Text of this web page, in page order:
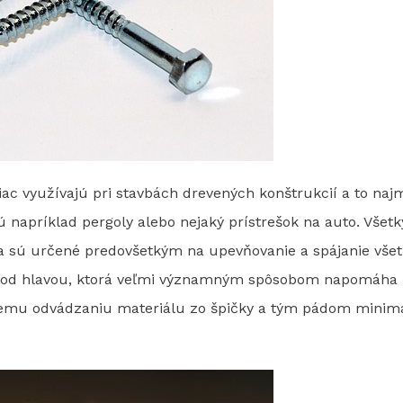
využívajú pri stavbách drevených konštrukcií a to
napríklad pergoly alebo nejaký prístrešok na auto.
určené predovšetkým na upevňovanie a spájanie
hlavou, ktorá veľmi významným spôsobom
odvádzaniu materiálu zo špičky a tým pádom